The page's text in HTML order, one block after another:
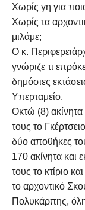
Χωρίς γη για
Χωρίς τα
μιλάμε;
Ο κ.
γνώριζε τι
δημόσιες
Υπερταμείο.
Οκτώ (8) ακίνητα
τους το
δύο αποθήκες
170 ακίνητα και
τους το κτίριο
το αρχοντικό
Πολυκάρπης,